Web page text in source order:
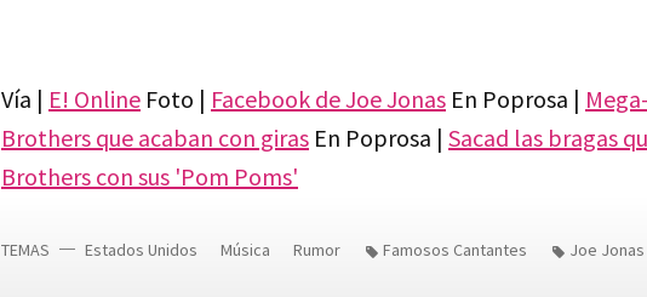
Vía | E! Online Foto | Facebook de Joe Jonas En Poprosa |
Brothers que acaban con giras En Poprosa | Sacad las bragas
Brothers con sus 'Pom Poms'
TEMAS Estados Unidos Música Rumor Famosos Cantantes Joe Jonas